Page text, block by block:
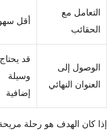
التعامل مع
الحقائب
أقل
الوصول إلى
العنوان النهائي
قد يحتاج
وسيلة
إضافية
إذا كان الهدف هو رحلة